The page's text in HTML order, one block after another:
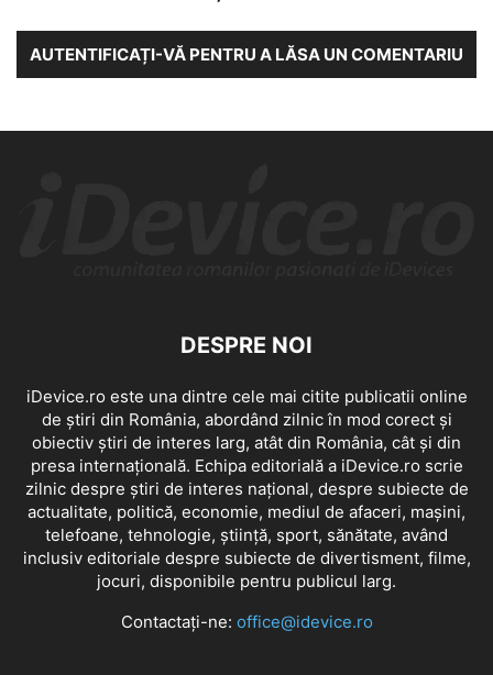
AUTENTIFICAȚI-VĂ PENTRU A LĂSA UN COMENTARIU
DESPRE NOI
iDevice.ro este una dintre cele mai citite publicatii online
de știri din România, abordând zilnic în mod corect și
obiectiv știri de interes larg, atât din România, cât și din
presa internațională. Echipa editorială a iDevice.ro scrie
zilnic despre știri de interes național, despre subiecte de
actualitate, politică, economie, mediul de afaceri, mașini,
telefoane, tehnologie, știință, sport, sănătate, având
inclusiv editoriale despre subiecte de divertisment, filme,
jocuri, disponibile pentru publicul larg.
Contactați-ne: office@idevice.ro